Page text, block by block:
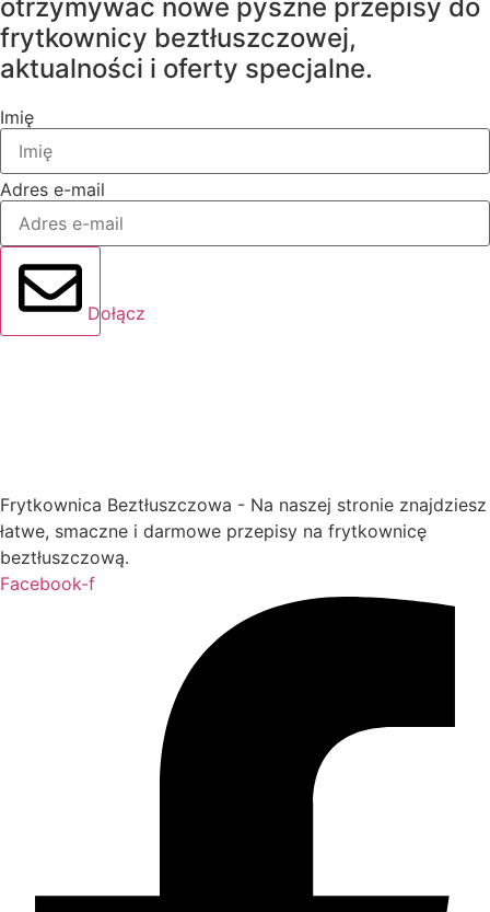
otrzymywać nowe pyszne przepisy do
frytkownicy beztłuszczowej,
aktualności i oferty specjalne.
Imię
Adres e-mail
Dołącz
Frytkownica Beztłuszczowa - Na naszej stronie znajdziesz
łatwe, smaczne i darmowe przepisy na frytkownicę
beztłuszczową.
Facebook-f